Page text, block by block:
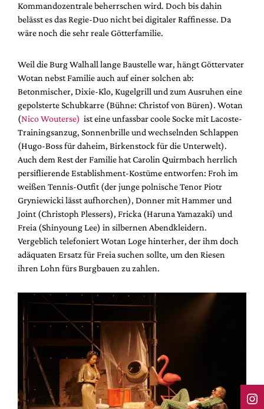
Kommandozentrale beherrschen wird. Doch bis dahin
belässt es das Regie-Duo nicht bei digitaler Raffinesse. Da
wäre noch die sehr reale Götterfamilie.
Weil die Burg Walhall lange Baustelle war, hängt Göttervater
Wotan nebst Familie auch auf einer solchen ab:
Betonmischer, Dixie-Klo, Kugelgrill und zum Ausruhen eine
gepolsterte Schubkarre (Bühne: Christof von Büren). Wotan
(Nico Wouterse) ist eine unfassbar coole Socke mit Lacoste-
Trainingsanzug, Sonnenbrille und wechselnden Schlappen
(Hugo-Boss für daheim, Birkenstock für die Unterwelt).
Auch dem Rest der Familie hat Carolin Quirmbach herrlich
persiflierende Establishment-Kostüme entworfen: Froh im
weißen Tennis-Outfit (der junge polnische Tenor Piotr
Gryniewicki lässt aufhorchen), Donner mit Hammer und
Joint (Christoph Plessers), Fricka (Haruna Yamazaki) und
Freia (Shinyoung Lee) in silbernen Abendkleidern.
Vergeblich telefoniert Wotan Loge hinterher, der ihm doch
adäquaten Ersatz für Freia suchen sollte, um den Riesen
ihren Lohn fürs Burgbauen zu zahlen.